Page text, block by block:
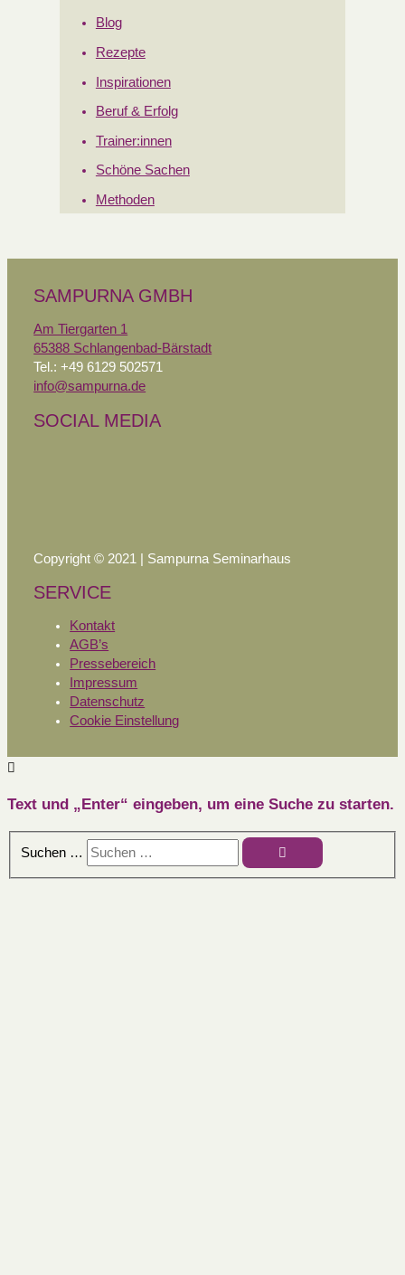
Blog
Rezepte
Inspirationen
Beruf & Erfolg
Trainer:innen
Schöne Sachen
Methoden
SAMPURNA GMBH
Am Tiergarten 1
65388 Schlangenbad-Bärstadt
Tel.: +49 6129 502571
info@sampurna.de
SOCIAL MEDIA
Copyright © 2021 | Sampurna Seminarhaus
SERVICE
Kontakt
AGB’s
Pressebereich
Impressum
Datenschutz
Cookie Einstellung
Text und „Enter“ eingeben, um eine Suche zu starten.
Suchen …